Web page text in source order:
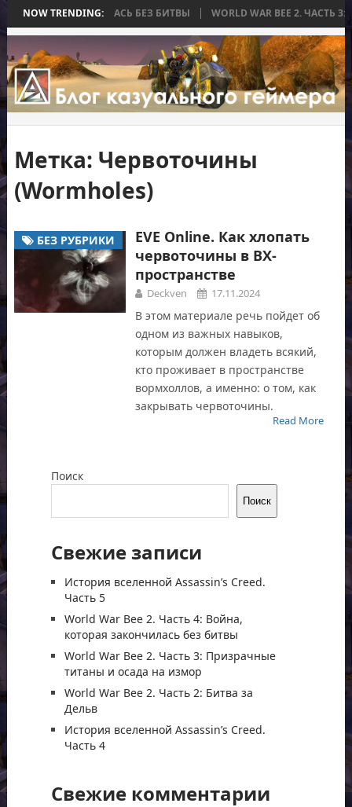
NOW TRENDING:
КОТОРАЯ ЗАКОНЧИЛАСЬ БЕЗ БИТВЫ WORLD WAR BEE 2.
Метка: Червоточины
(Wormholes)
БЕЗ РУБРИКИ
EVE Online. Как хлопать
червоточины в ВХ-
пространстве
Deckven 17.11.2024
В этом материале речь пойдет об
одном из важных навыков,
которым должен владеть всякий,
кто проживает в пространстве
вормхоллов, а именно: о том, как
закрывать червоточины.
Read More
Поиск
Поиск
Свежие записи
История вселенной Assassin’s Creed.
Часть 5
World War Bee 2. Часть 4: Война,
которая закончилась без битвы
World War Bee 2. Часть 3: Призрачные
титаны и осада на измор
World War Bee 2. Часть 2: Битва за
Дельв
История вселенной Assassin’s Creed.
Часть 4
Свежие комментарии